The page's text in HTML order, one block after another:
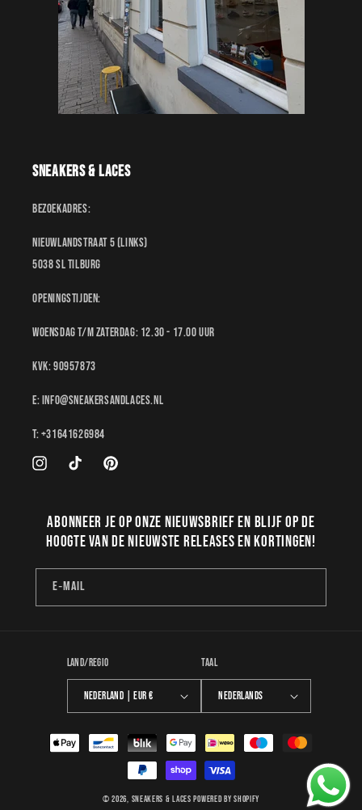
Sneakers & Laces
Bezoekadres:
Nieuwlandstraat 5 (links)
5038 SL Tilburg
Openingstijden:
Woensdag t/m Zaterdag: 12.30 - 17.00 uur
KvK: 90957873
E: Info@sneakersandlaces.nl
T: +31641626984
InstagramTikTok Pinterest
Abonneer je op onze nieuwsbrief en blijf op de
hoogte van de nieuwste releases en kortingen!
E‑mail
Land/regio
Nederland | EUR €
Taal
Nederlands
Betaalmethoden
© 2026, Sneakers & Laces Powered by Shopify